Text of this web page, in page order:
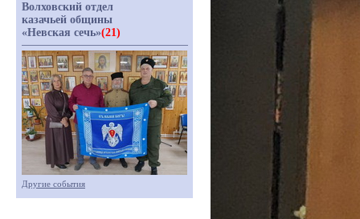
Волховский отдел
казачьей общины
«Невская сечь»(21)
Другие события